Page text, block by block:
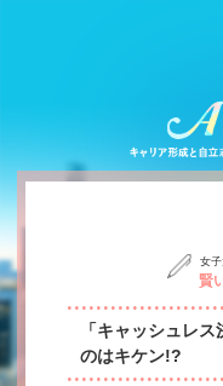
ジン
女
賢
「キャッシュレ
のはキケン!?